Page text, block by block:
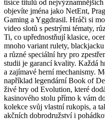
tisíce titulů od
objevíte jména jako NetEnt,
Gaming a Yggdrasil. Hráči si
video slotů s pestrými tématy,
Ti, co upřednostňují klasice,
mnoho variant rulety,
a různé speciální hry pro
studii je garancí kvality. Každá
a zajímavé herní mechanismy.
například legendární Book of
živé hry od Evolution, které
kasinového stolu přímo k vám
kolekce svůj vlastní rukopis, a
akčních dobrodružství i